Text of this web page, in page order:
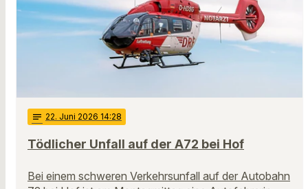
notes 22. Juni 2026 14:28
Tödlicher Unfall auf der A72 bei Hof
Bei einem schweren Verkehrsunfall auf der Autobahn